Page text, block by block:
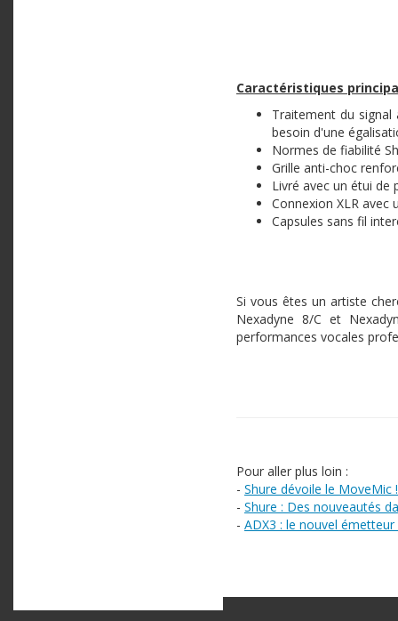
Caractéristiques
Traitement du
besoin d'une
Normes de fiabilité
Grille anti-choc
Livré avec un étui
Connexion XLR avec
Capsules sans fil
Si vous êtes un artiste
Nexadyne 8/C et
performances vocales
Pour aller plus loin :
- Shure dévoile le MoveMic !
- Shure : Des nouveautés
- ADX3 : le nouvel émetteur